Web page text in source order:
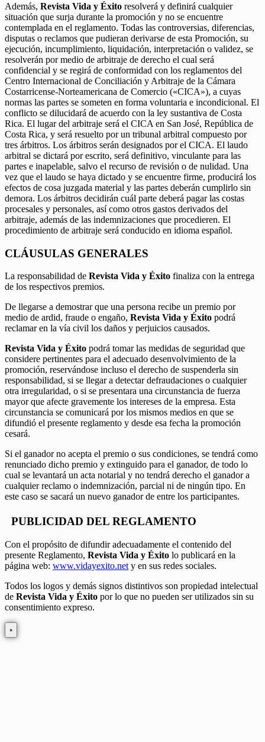
Además, Revista Vida y Éxito resolverá y definirá cualquier
situación que surja durante la promoción y no se encuentre
contemplada en el reglamento. Todas las controversias, diferencias,
disputas o reclamos que pudieran derivarse de esta Promoción, su
ejecución, incumplimiento, liquidación, interpretación o validez, se
resolverán por medio de arbitraje de derecho el cual será
confidencial y se regirá de conformidad con los reglamentos del
Centro Internacional de Conciliación y Arbitraje de la Cámara
Costarricense-Norteamericana de Comercio («CICA»), a cuyas
normas las partes se someten en forma voluntaria e incondicional. El
conflicto se dilucidará de acuerdo con la ley sustantiva de Costa
Rica. El lugar del arbitraje será el CICA en San José, República de
Costa Rica, y será resuelto por un tribunal arbitral compuesto por
tres árbitros. Los árbitros serán designados por el CICA. El laudo
arbitral se dictará por escrito, será definitivo, vinculante para las
partes e inapelable, salvo el recurso de revisión o de nulidad. Una
vez que el laudo se haya dictado y se encuentre firme, producirá los
efectos de cosa juzgada material y las partes deberán cumplirlo sin
demora. Los árbitros decidirán cuál parte deberá pagar las costas
procesales y personales, así como otros gastos derivados del
arbitraje, además de las indemnizaciones que procedieren. El
procedimiento de arbitraje será conducido en idioma español.
CLÁUSULAS GENERALES
La responsabilidad de Revista Vida y Éxito finaliza con la entrega
de los respectivos premios.
De llegarse a demostrar que una persona recibe un premio por
medio de ardid, fraude o engaño, Revista Vida y Éxito podrá
reclamar en la vía civil los daños y perjuicios causados.
Revista Vida y Éxito podrá tomar las medidas de seguridad que
considere pertinentes para el adecuado desenvolvimiento de la
promoción, reservándose incluso el derecho de suspenderla sin
responsabilidad, si se llegar a detectar defraudaciones o cualquier
otra irregularidad, o si se presentara una circunstancia de fuerza
mayor que afecte gravemente los intereses de la empresa. Esta
circunstancia se comunicará por los mismos medios en que se
difundió el presente reglamento y desde esa fecha la promoción
cesará.
Si el ganador no acepta el premio o sus condiciones, se tendrá como
renunciado dicho premio y extinguido para el ganador, de todo lo
cual se levantará un acta notarial y no tendrá derecho el ganador a
cualquier reclamo o indemnización, parcial ni de ningún tipo. En
este caso se sacará un nuevo ganador de entre los participantes.
PUBLICIDAD DEL REGLAMENTO
Con el propósito de difundir adecuadamente el contenido del
presente Reglamento, Revista Vida y Éxito lo publicará en la
página web: www.vidayexito.net y en sus redes sociales.
Todos los logos y demás signos distintivos son propiedad intelectual
de Revista Vida y Éxito por lo que no pueden ser utilizados sin su
consentimiento expreso.
×